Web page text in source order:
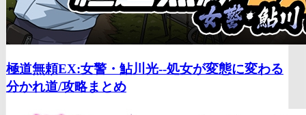
極道無頼EX:女警・鮎川光--処女が変態に変わる
分かれ道/攻略まとめ